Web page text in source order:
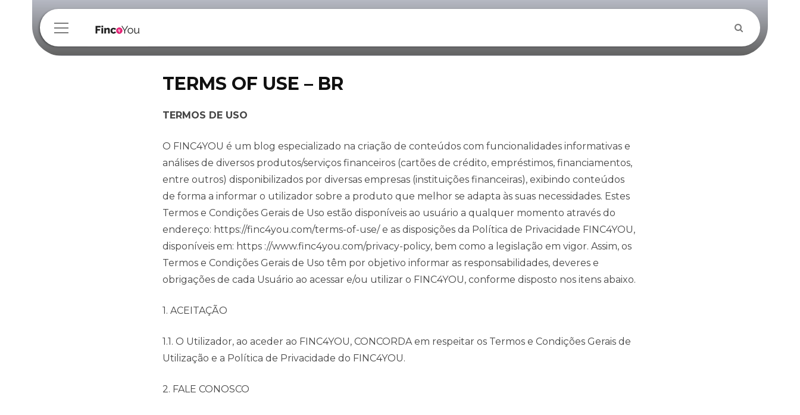
TERMS OF USE – BR
TERMOS DE USO
O FINC4YOU é um blog especializado na criação de conteúdos com funcionalidades informativas e
análises de diversos produtos/serviços financeiros (cartões de crédito, empréstimos, financiamentos,
entre outros) disponibilizados por diversas empresas (instituições financeiras), exibindo conteúdos
de forma a informar o utilizador sobre a produto que melhor se adapta às suas necessidades. Estes
Termos e Condições Gerais de Uso estão disponíveis ao usuário a qualquer momento através do
endereço: https://finc4you.com/terms-of-use/ e as disposições da Política de Privacidade FINC4YOU,
disponíveis em: https ://www.finc4you.com/privacy-policy, bem como a legislação em vigor. Assim, os
Termos e Condições Gerais de Uso têm por objetivo informar as responsabilidades, deveres e
obrigações de cada Usuário ao acessar e/ou utilizar o FINC4YOU, conforme disposto nos itens abaixo.
1. ACEITAÇÃO
1.1. O Utilizador, ao aceder ao FINC4YOU, CONCORDA em respeitar os Termos e Condições Gerais de
Utilização e a Política de Privacidade do FINC4YOU.
2. FALE CONOSCO